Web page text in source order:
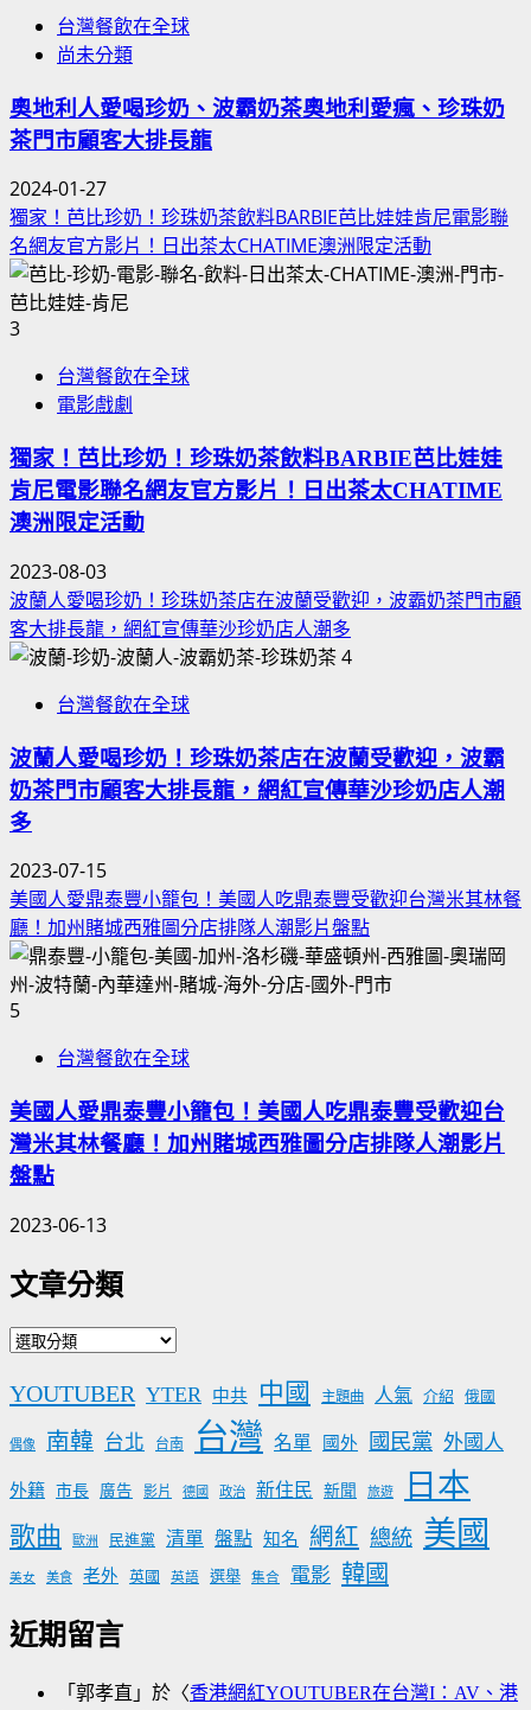
台灣餐飲在全球
尚未分類
奧地利人愛喝珍奶、波霸奶茶奧地利愛瘋、珍珠奶
茶門市顧客大排長龍
2024-01-27
獨家！芭比珍奶！珍珠奶茶飲料BARBIE芭比娃娃肯尼電影聯
名網友官方影片！日出茶太CHATIME澳洲限定活動
3
台灣餐飲在全球
電影戲劇
獨家！芭比珍奶！珍珠奶茶飲料BARBIE芭比娃娃
肯尼電影聯名網友官方影片！日出茶太CHATIME
澳洲限定活動
2023-08-03
波蘭人愛喝珍奶！珍珠奶茶店在波蘭受歡迎，波霸奶茶門市顧
客大排長龍，網紅宣傳華沙珍奶店人潮多
4
台灣餐飲在全球
波蘭人愛喝珍奶！珍珠奶茶店在波蘭受歡迎，波霸
奶茶門市顧客大排長龍，網紅宣傳華沙珍奶店人潮
多
2023-07-15
美國人愛鼎泰豐小籠包！美國人吃鼎泰豐受歡迎台灣米其林餐
廳！加州賭城西雅圖分店排隊人潮影片盤點
5
台灣餐飲在全球
美國人愛鼎泰豐小籠包！美國人吃鼎泰豐受歡迎台
灣米其林餐廳！加州賭城西雅圖分店排隊人潮影片
盤點
2023-06-13
文章分類
文
分
YOUTUBER YTER 中共 中國 主題曲 人氣 介紹 俄國
偶像 南韓 台北 台南 台灣 名單 國外 國民黨 外國人
外籍 市長 廣告 影片 德國 政治 新住民 新聞 旅遊 日本
歌曲 歐洲 民進黨 清單 盤點 知名 網紅 總統 美國
美女 美食 老外 英國 英語 選舉 集合 電影 韓國
近期留言
「 郭孝直 」於〈香港網紅YOUTUBER在台灣I：AV、港